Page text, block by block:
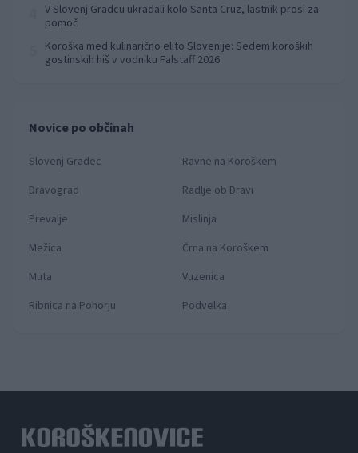
V Slovenj Gradcu ukradali kolo Santa Cruz, lastnik prosi za
pomoč
Koroška med kulinarično elito Slovenije: Sedem koroških
gostinskih hiš v vodniku Falstaff 2026
Novice po občinah
Slovenj Gradec
Ravne na Koroškem
Dravograd
Radlje ob Dravi
Prevalje
Mislinja
Mežica
Črna na Koroškem
Muta
Vuzenica
Ribnica na Pohorju
Podvelka